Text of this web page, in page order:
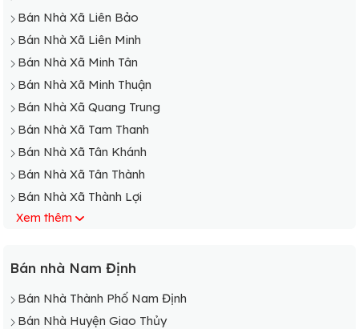
Bán Nhà Xã Liên Bảo
Bán Nhà Xã Liên Minh
Bán Nhà Xã Minh Tân
Bán Nhà Xã Minh Thuận
Bán Nhà Xã Quang Trung
Bán Nhà Xã Tam Thanh
Bán Nhà Xã Tân Khánh
Bán Nhà Xã Tân Thành
Bán Nhà Xã Thành Lợi
Bán Nhà Xã Trung Thành
Xem thêm
Bán nhà Nam Định
Bán Nhà Thành Phố Nam Định
Bán Nhà Huyện Giao Thủy